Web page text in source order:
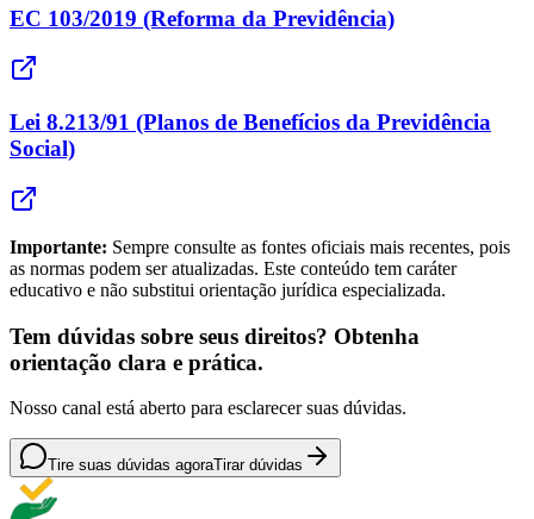
EC 103/2019 (Reforma da Previdência)
Lei 8.213/91 (Planos de Benefícios da Previdência
Social)
Importante: Sempre consulte as fontes oficiais mais recentes, pois
as normas podem ser atualizadas. Este conteúdo tem caráter
educativo e não substitui orientação jurídica especializada.
Tem dúvidas sobre seus direitos? Obtenha
orientação clara e prática.
Nosso canal está aberto para esclarecer suas dúvidas.
Tire suas dúvidas agoraTirar dúvidas